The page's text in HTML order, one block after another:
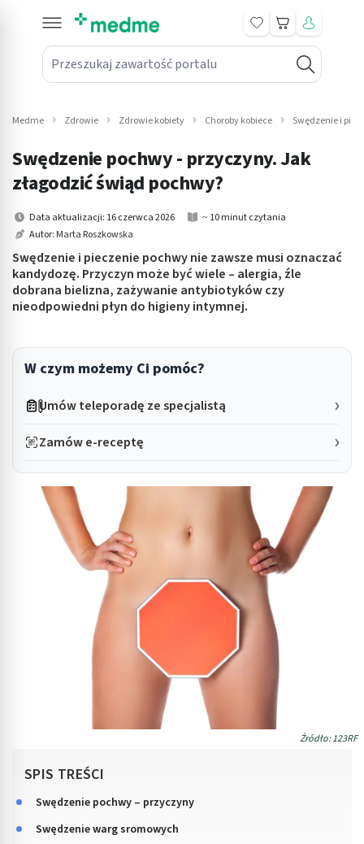
Przeszukaj zawartość portalu
Koszyk
submenu: Leki na receptę
submenu: Mama i dziecko
submenu: Kosmetyki
submenu: Higiena
submenu: Sprzęt medyczny
submenu: Wellness
Medme Zdrowie Zdrowie kobiety Choroby kobiece Swędzenie i
Swędzenie pochwy - przyczyny. Jak
złagodzić świąd pochwy?
Data aktualizacji: 16 czerwca 2026
~ 10 minut czytania
Autor: Marta Roszkowska
Swędzenie i pieczenie pochwy nie zawsze musi oznaczać
kandydozę. Przyczyn może być wiele – alergia, źle
dobrana bielizna, zażywanie antybiotyków czy
nieodpowiedni płyn do higieny intymnej.
W czym możemy Ci pomóc?
Umów teleporadę ze specjalistą
Zamów e-receptę
Źródło: 123RF
SPIS TREŚCI
Swędzenie pochwy – przyczyny
Swędzenie warg sromowych